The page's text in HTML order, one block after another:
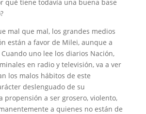
qué tiene todavía una buena base
mal que mal, los grandes medios
están a favor de Milei, aunque a
uno lee los diarios Nación,
en radio y televisión, va a ver
los malos hábitos de este
deslenguado de su
propensión a ser grosero, violento,
a quienes no están de